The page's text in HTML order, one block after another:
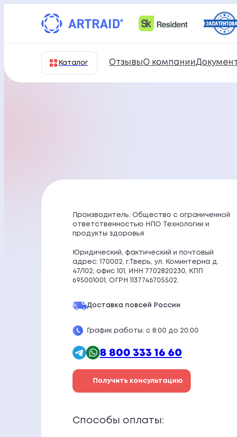
содержимому
Каталог Отзывы О компании
Производитель: Общество с ограниченной
ответственностью НПО Технологии и
продукты здоровья
Юридический, фактический и почтовый
адрес: 170002, г.Тверь, ул. Коминтерна д.
47/102, офис 101, ИНН 7702820230, КПП
695001001, ОГРН 1137746705502.
Доставка повсей России
График работы: с 8:00 до 20:00
8 800 333 16 60
Получить консультацию
Способы оплаты: